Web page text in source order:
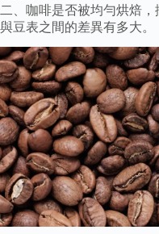
二、咖啡是否被均勻烘焙
與豆表之間的差異有多大。